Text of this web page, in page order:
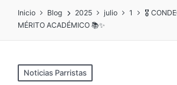
Inicio Blog 2025 julio 1
🎖️
MÉRITO ACADÉMICO 📚✨
Noticias Parristas